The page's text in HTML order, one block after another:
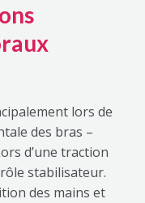
lors de
des bras –
d’une traction
stabilisateur.
des mains et